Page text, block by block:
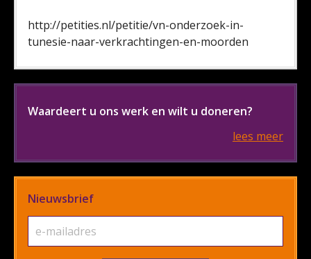
http://petities.nl/petitie/vn-onderzoek-in-
tunesie-naar-verkrachtingen-en-moorden
Waardeert u ons werk en wilt u doneren?
lees meer
Nieuwsbrief